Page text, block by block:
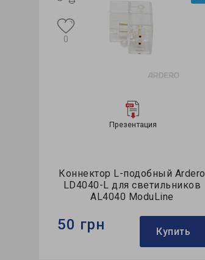
Презентация
Коннектор L-подобный Ardero
LD4040-L для светильников
AL4040 ModuLine
0
50 грн Купить